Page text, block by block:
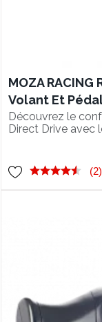
MOZA RACING
Volant Et
PC
Découvrez le
Direct Drive avec
(2)